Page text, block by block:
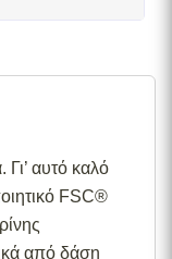
κατόπιν
διαθέσιμη
από
αυτό καλό
FSC®
από δάση